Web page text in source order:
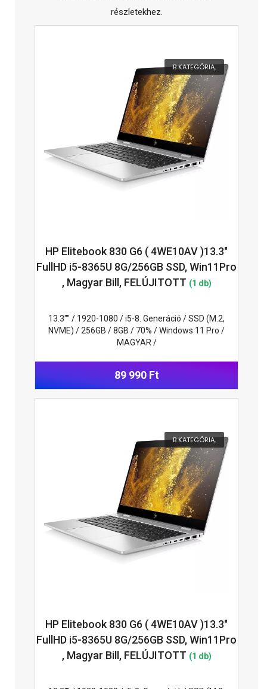
részletekhez.
B KATEGÓRIA,
HP Elitebook 830 G6 ( 4WE10AV )13.3"
FullHD i5-8365U 8G/256GB SSD, Win11Pro
, Magyar Bill, FELÚJITOTT (1 db)
13.3"" / 1920-1080 / i5-8. Generáció / SSD (M.2,
NVME) / 256GB / 8GB / 70% / Windows 11 Pro /
MAGYAR /
89 990 Ft
B KATEGÓRIA,
HP Elitebook 830 G6 ( 4WE10AV )13.3"
FullHD i5-8365U 8G/256GB SSD, Win11Pro
, Magyar Bill, FELÚJITOTT (1 db)